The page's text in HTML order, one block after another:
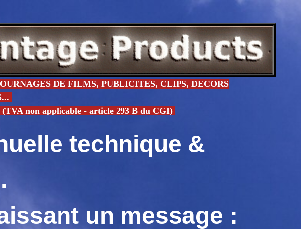
DE FILMS, PUBLICITES, CLIPS, DECORS
non applicable - article 293 B du CGI)
technique &
un message :